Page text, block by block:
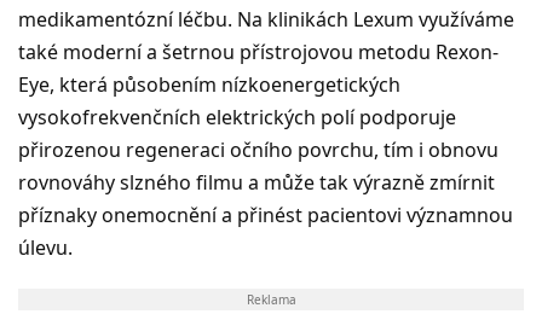
medikamentózní léčbu. Na klinikách Lexum využíváme
také moderní a šetrnou přístrojovou metodu Rexon-
Eye, která působením nízkoenergetických
vysokofrekvenčních elektrických polí podporuje
přirozenou regeneraci očního povrchu, tím i obnovu
rovnováhy slzného filmu a může tak výrazně zmírnit
příznaky onemocnění a přinést pacientovi významnou
úlevu.
Reklama